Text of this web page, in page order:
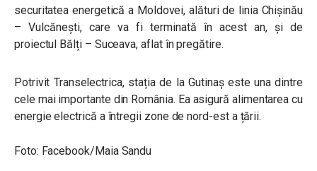
securitatea energetică a Moldovei, alături de linia Chișinău
– Vulcănești, care va fi terminată în acest an, și de
proiectul Bălți – Suceava, aflat în pregătire.
Potrivit Transelectrica, stația de la Gutinaș este una dintre
cele mai importante din România. Ea asigură alimentarea cu
energie electrică a întregii zone de nord-est a țării.
Foto: Facebook/Maia Sandu